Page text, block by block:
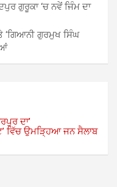
ਗੁਰੂਕਾ ‘ਚ ਨਵੇਂ ਜਿੰਮ ਦਾ
‘ਗਿਆਨੀ ਗੁਰਮੁਖ ਸਿੰਘ
ਦਾ’
ਵਿੱਚ ਉਮੜ੍ਹਿਆ ਜਨ ਸੈਲਾਬ